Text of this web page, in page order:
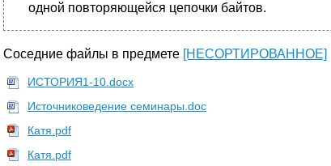
одной повторяющейся цепочки байтов.
Соседние файлы в предмете [НЕСОРТИРОВАННОЕ]
ИСТОРИЯ1-10.docx
Источниковедение семинары.doc
Катя.pdf
Катя.pdf